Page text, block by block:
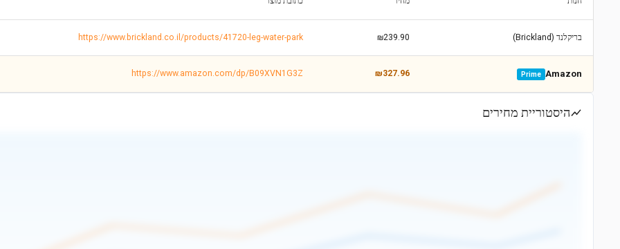
בריקלנד (Brickland) ₪239.90
https://www.brickland.co.il/products/41720-leg-water-park
Amazon
Prime
₪327.96
https://www.amazon.com/dp/B09XVN1G3Z
היסטוריית מחירים